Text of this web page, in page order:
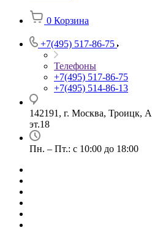
0 Корзина
+7(495) 517-86-75
Телефоны
+7(495) 517-86-75
+7(495) 514-86-13
142191, г. Москва, Троицк,
эт.18
Пн. – Пт.: с 10:00 до 18:00